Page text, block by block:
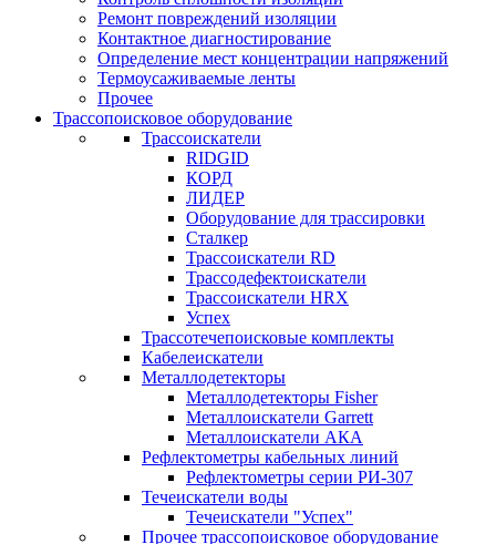
Ремонт повреждений изоляции
Контактное диагностирование
Определение мест концентрации напряжений
Термоусаживаемые ленты
Прочее
Трассопоисковое оборудование
Трассоискатели
RIDGID
КОРД
ЛИДЕР
Оборудование для трассировки
Сталкер
Трасcоискатели RD
Трассодефектоискатели
Трассоискатели HRX
Успех
Трассотечепоисковые комплекты
Кабелеискатели
Металлодетекторы
Металлодетекторы Fisher
Металлоискатели Garrett
Металлоискатели АКА
Рефлектометры кабельных линий
Рефлектометры серии РИ-307
Течеискатели воды
Течеискатели "Успех"
Прочее трассопоисковое оборудование